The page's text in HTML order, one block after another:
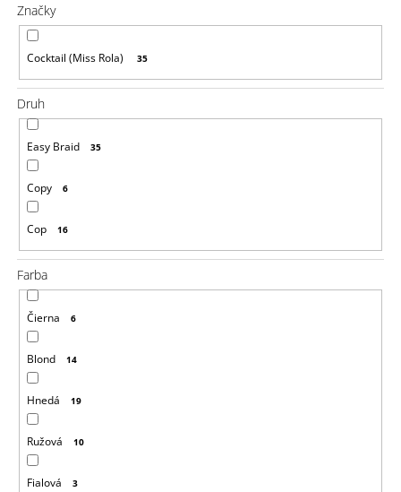
Značky
Cocktail (Miss Rola) 35
Druh
Easy Braid 35
Copy 6
Cop 16
Farba
Čierna 6
Blond 14
Hnedá 19
Ružová 10
Fialová 3
HĽADAŤ
O
p
o
ú
a
m
e
VLNITÝ
KANEKALON
ARIEL
75CM
100GR
PINK1
€8,76
Pôvodne:
€13